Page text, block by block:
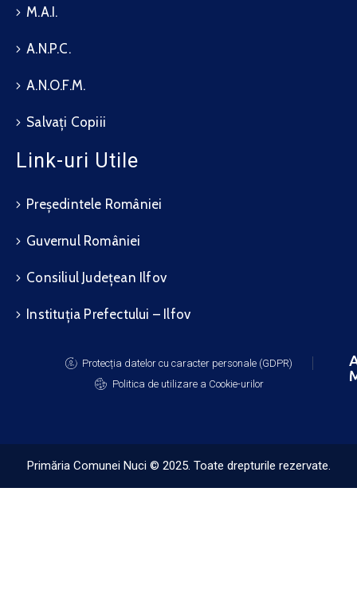
M.A.I.
A.N.P.C.
A.N.O.F.M.
Salvați Copiii
Link-uri Utile
Președintele României
Guvernul României
Consiliul Județean Ilfov
Instituția Prefectului – Ilfov
Protecția datelor cu caracter personale (GDPR)
Politica de utilizare a Cookie-urilor
Primăria Comunei Nuci © 2025. Toate drepturile rezervate.